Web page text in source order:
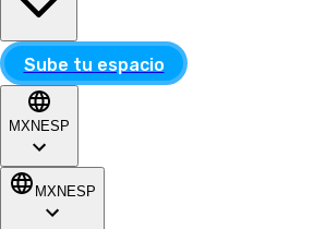
Sube tu espacio
MXN ESP
MXN ESP